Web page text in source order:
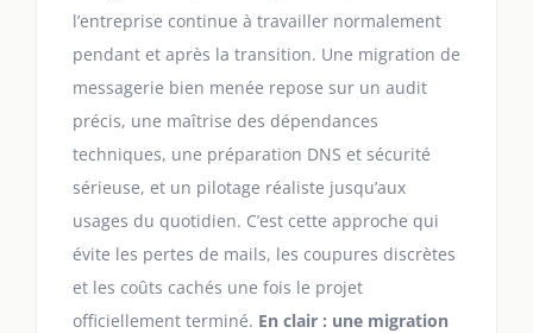
l’entreprise continue à travailler normalement
pendant et après la transition. Une migration de
messagerie bien menée repose sur un audit
précis, une maîtrise des dépendances
techniques, une préparation DNS et sécurité
sérieuse, et un pilotage réaliste jusqu’aux
usages du quotidien. C’est cette approche qui
évite les pertes de mails, les coupures discrètes
et les coûts cachés une fois le projet
officiellement terminé. En clair : une migration